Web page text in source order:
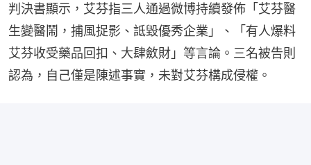
判決書顯示，艾芬指三人通過微博持續發佈「艾芬醫
生變醫鬧，捕風捉影、詆毀優秀企業」、「有人爆料
艾芬收受藥品回扣、大肆斂財」等言論。三名被告則
認為，自己僅是陳述事實，未對艾芬構成侵權。